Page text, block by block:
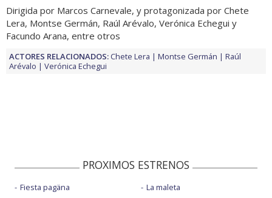
Dirigida por Marcos Carnevale, y protagonizada por Chete
Lera, Montse Germán, Raúl Arévalo, Verónica Echegui y
Facundo Arana, entre otros
ACTORES RELACIONADOS:Chete Lera Montse Germán
Raúl
Arévalo
Verónica Echegui
PROXIMOS ESTRENOS
Fiesta pagäna
La maleta